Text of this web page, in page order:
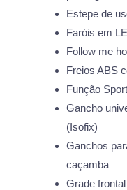
Estepe de
Faróis em
Follow me
Freios ABS
Função Sport
Gancho
(Isofix)
Ganchos
caçamba
Grade